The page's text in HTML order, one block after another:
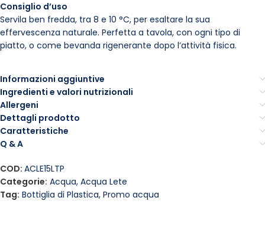
Consiglio d’uso
Servila ben fredda, tra 8 e 10 °C, per esaltare la sua
effervescenza naturale. Perfetta a tavola, con ogni tipo di
piatto, o come bevanda rigenerante dopo l’attività fisica.
Informazioni aggiuntive
Ingredienti e valori nutrizionali
Allergeni
Dettagli prodotto
Caratteristiche
Q & A
COD: ACLE15LTP
Categorie: Acqua, Acqua Lete
Tag: Bottiglia di Plastica, Promo acqua